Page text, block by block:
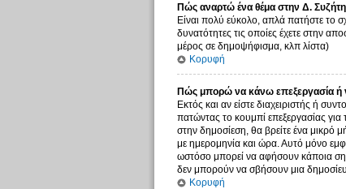
Πώς αναρτώ ένα θέμα στην Δ.
Είναι πολύ εύκολο, απλά πατήστε το
δυνατότητες τις οποίες έχετε στην
μέρος σε δημοψήφισμα, κλπ λίστα)
Κορυφή
Πώς μπορώ να κάνω επεξεργασία ή
Εκτός και αν είστε διαχειριστής ή
πατώντας το κουμπί επεξεργασίας
στην δημοσίεση, θα βρείτε ένα μικρό
με ημερομηνία και ώρα. Αυτό μόνο
ωστόσο μπορεί να αφήσουν κάποια
δεν μπορούν να σβήσουν μια
Κορυφή